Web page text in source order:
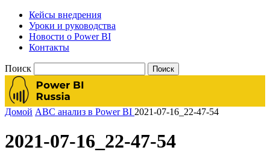
Кейсы внедрения
Уроки и руководства
Новости о Power BI
Контакты
Поиск
Домой ABC анализ в Power BI 2021-07-16_22-47-54
2021-07-16_22-47-54